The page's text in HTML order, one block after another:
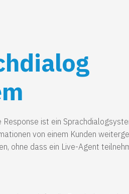
ist ein
von einem Kunden
ohne dass ein Live-Agent